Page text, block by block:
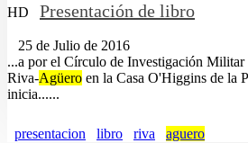
HD Presentación de libro
25 de Julio de 2016
...a por el Círculo de Investigación
Riva-Agüero en la Casa O'Higgins de la
inicia......
presentacion libro riva aguero